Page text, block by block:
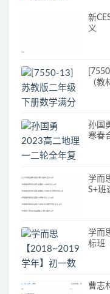
新
义
（
孙国
寒春
学而
S+班
学而
标班
曹志